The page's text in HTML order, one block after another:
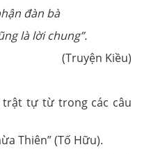
đàn bà
là lời chung”.
(Truyện Kiều)
trật tự từ trong các câu
Thiên” (Tố Hữu).